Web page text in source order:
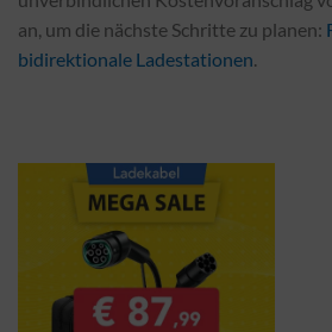
an, um die nächste Schritte zu planen:
bidirektionale Ladestationen.